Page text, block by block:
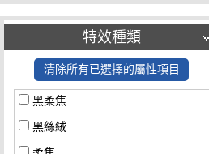
特效種類
清除所有已選擇的屬性項目
黑柔焦
黑絲絨